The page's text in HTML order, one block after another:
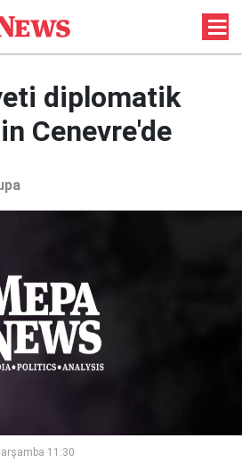
diplomatik
Cenevre'de
11:30